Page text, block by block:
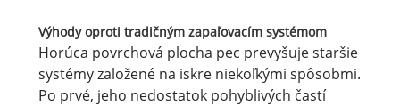
Výhody oproti tradičným zapaľovacím systémom
Horúca povrchová plocha pec prevyšuje staršie
systémy založené na iskre niekoľkými spôsobmi.
Po prvé, jeho nedostatok pohyblivých častí